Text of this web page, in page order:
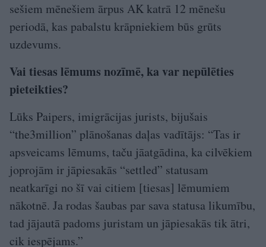
sešiem mēnešiem ārpus AK katrā 12 mēnešu
periodā, kas pabalstu krāpniekiem būs grūts
uzdevums.
Vai tiesas lēmums nozīmē, ka var nepūlēties
pieteikties?
Lūks Paipers, imigrācijas jurists, bijušais
“the3million” plānošanas daļas vadītājs: “Tas ir
apsveicams lēmums, taču jāatgādina, ka cilvēkiem
joprojām ir jāpiesakās “settled” statusam
neatkarīgi no šī vai citiem [tiesas] lēmumiem
nākotnē. Ja rodas šaubas par sava statusa likumību,
tad jājautā padoms juristam un jāpiesakās tik ātri,
cik iespējams.”